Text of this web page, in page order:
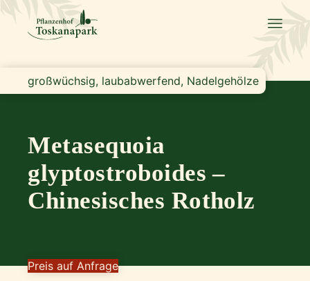
großwüchsig, laubabwerfend, Nadelgehölze
Metasequoia
glyptostroboides –
Chinesisches Rotholz
Preis auf Anfrage